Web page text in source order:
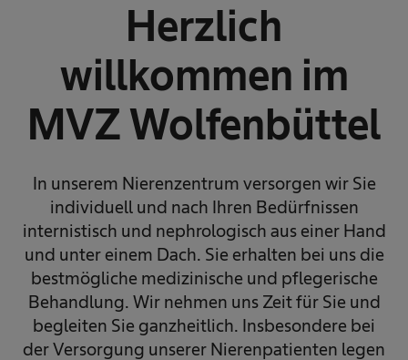
Herzlich
willkommen im
MVZ Wolfenbüttel
In unserem Nierenzentrum versorgen wir Sie
individuell und nach Ihren Bedürfnissen
internistisch und nephrologisch aus einer Hand
und unter einem Dach. Sie erhalten bei uns die
bestmögliche medizinische und pflegerische
Behandlung. Wir nehmen uns Zeit für Sie und
begleiten Sie ganzheitlich. Insbesondere bei
der Versorgung unserer Nierenpatienten legen